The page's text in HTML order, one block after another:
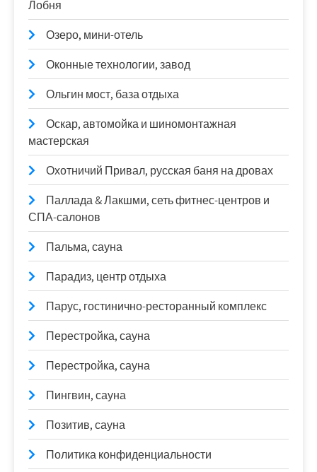
Лобня
Озеро, мини-отель
Оконные технологии, завод
Ольгин мост, база отдыха
Оскар, автомойка и шиномонтажная
мастерская
Охотничий Привал, русская баня на дровах
Паллада & Лакшми, сеть фитнес-центров и
СПА-салонов
Пальма, сауна
Парадиз, центр отдыха
Парус, гостинично-ресторанный комплекс
Перестройка, сауна
Перестройка, сауна
Пингвин, сауна
Позитив, сауна
Политика конфиденциальности